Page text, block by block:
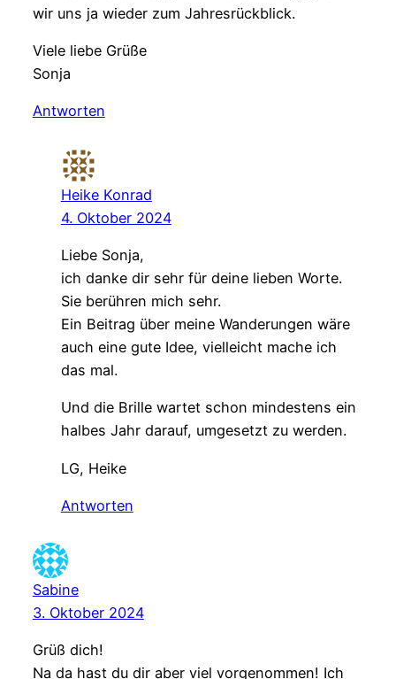
wir uns ja wieder zum Jahresrückblick.
Viele liebe Grüße
Sonja
Antworten
Heike Konrad
4. Oktober 2024
Liebe Sonja,
ich danke dir sehr für deine lieben Worte.
Sie berühren mich sehr.
Ein Beitrag über meine Wanderungen wäre
auch eine gute Idee, vielleicht mache ich
das mal.
Und die Brille wartet schon mindestens ein
halbes Jahr darauf, umgesetzt zu werden.
LG, Heike
Antworten
Sabine
3. Oktober 2024
Grüß dich!
Na da hast du dir aber viel vorgenommen! Ich